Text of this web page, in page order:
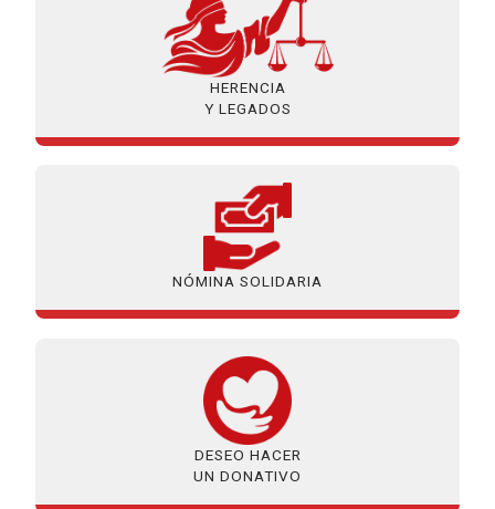
HERENCIA
Y LEGADOS
NÓMINA SOLIDARIA
DESEO HACER
UN DONATIVO